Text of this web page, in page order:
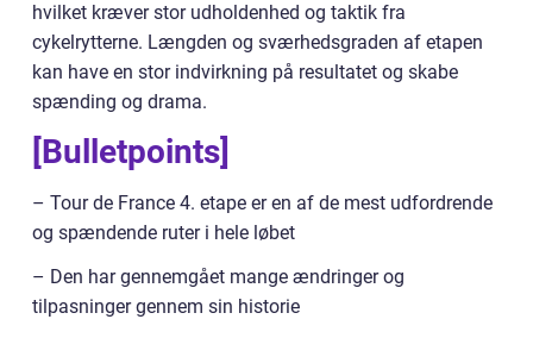
hvilket kræver stor udholdenhed og taktik fra
cykelrytterne. Længden og sværhedsgraden af etapen
kan have en stor indvirkning på resultatet og skabe
spænding og drama.
[Bulletpoints]
– Tour de France 4. etape er en af de mest udfordrende
og spændende ruter i hele løbet
– Den har gennemgået mange ændringer og
tilpasninger gennem sin historie